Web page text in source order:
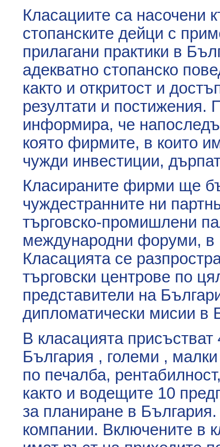
Класациите са насочени
стопанските дейци с
прилагани практики в
адекватно стопанско
както и откритост и
резултати и
информира, че
която фирмите, в които
чужди инвестиции,
Класираните фирми ще
чуждестранните ни
търговско-промишлени
международни форуми, в
Класацията се
търговски центрове по
представители на
дипломатически мисии в
В класацията
България , големи ,
по печалба,
както и водещите 10
за планиране в
компании. Включените в